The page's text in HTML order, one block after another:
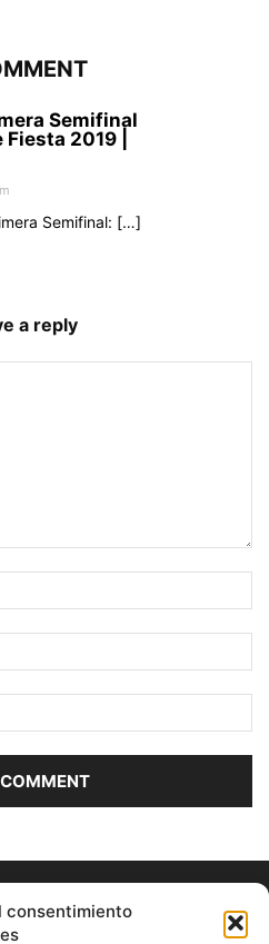
consentimiento
Semifinal
2019 |
Semifinal: […]
a reply